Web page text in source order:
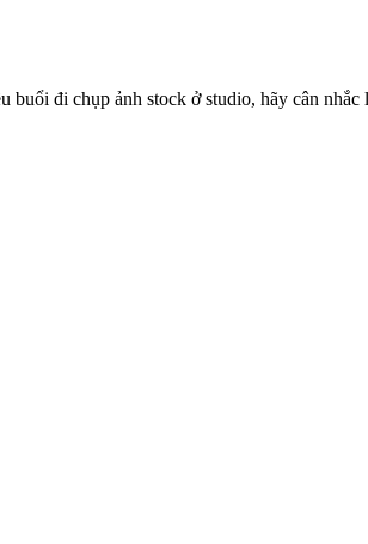
đi chụp ảnh stock ở studio, hãy cân nhắc